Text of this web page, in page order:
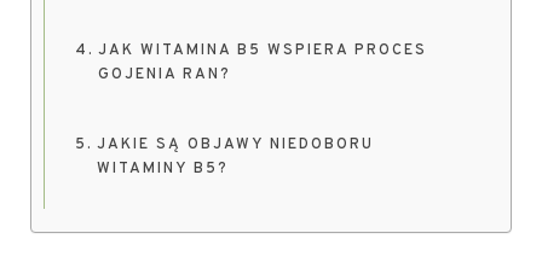
JAK WITAMINA B5 WSPIERA PROCES
GOJENIA RAN?
JAKIE SĄ OBJAWY NIEDOBORU
WITAMINY B5?